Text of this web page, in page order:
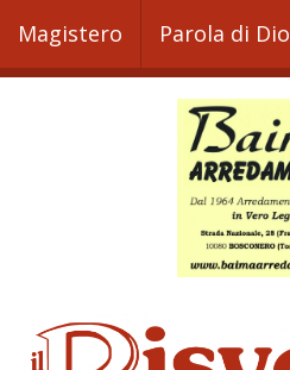
Magistero Parola di Dio